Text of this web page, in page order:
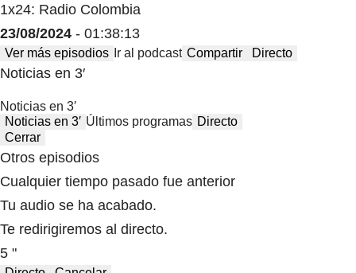
1x24: Radio Colombia
23/08/2024 - 01:38:13
Ver más episodios Ir al podcast Compartir Directo
Noticias en 3′
Noticias en 3′
Noticias en 3′ Últimos programas Directo
Cerrar
Otros episodios
Cualquier tiempo pasado fue anterior
Tu audio se ha acabado.
Te redirigiremos al directo.
5 "